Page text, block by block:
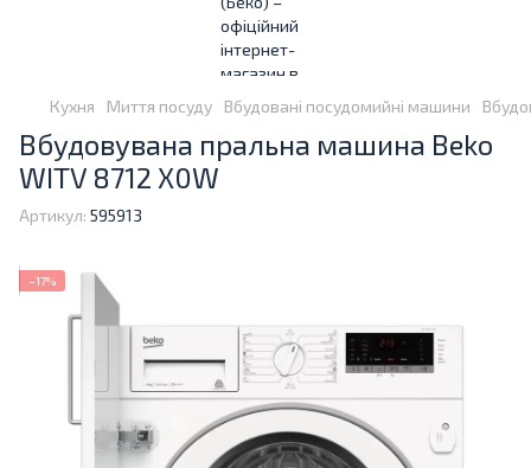
Кухня Миття посуду Вбудовані посудомийні машини
Вбудовувана пральна машина Beko
WITV 8712 X0W
Артикул: 595913
−17%